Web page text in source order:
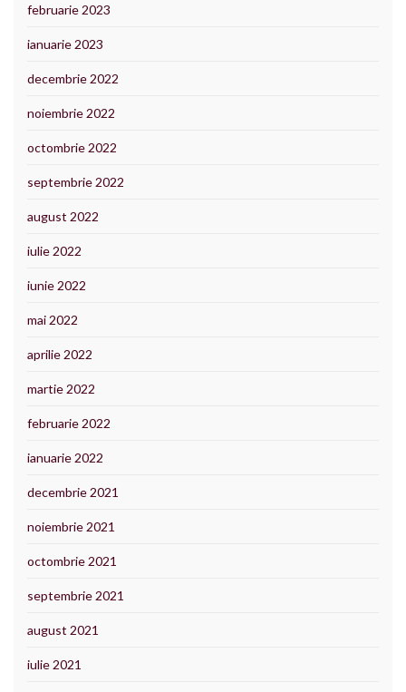
februarie 2023
ianuarie 2023
decembrie 2022
noiembrie 2022
octombrie 2022
septembrie 2022
august 2022
iulie 2022
iunie 2022
mai 2022
aprilie 2022
martie 2022
februarie 2022
ianuarie 2022
decembrie 2021
noiembrie 2021
octombrie 2021
septembrie 2021
august 2021
iulie 2021